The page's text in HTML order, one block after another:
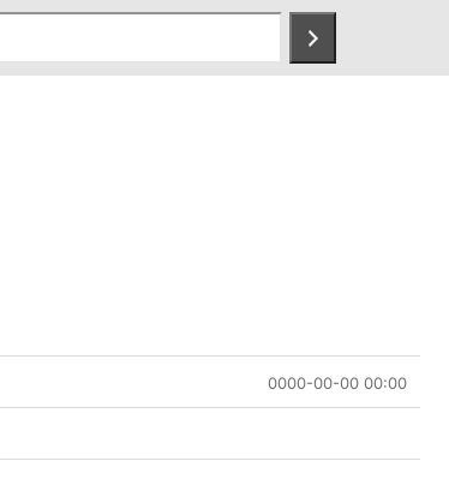
0000-00-00 00:00